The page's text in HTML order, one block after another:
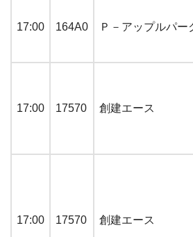
17:00 164A0 Ｐ－アップルパー
17:00 17570 創建エース
17:00 17570 創建エース